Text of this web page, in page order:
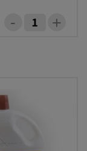
+
-